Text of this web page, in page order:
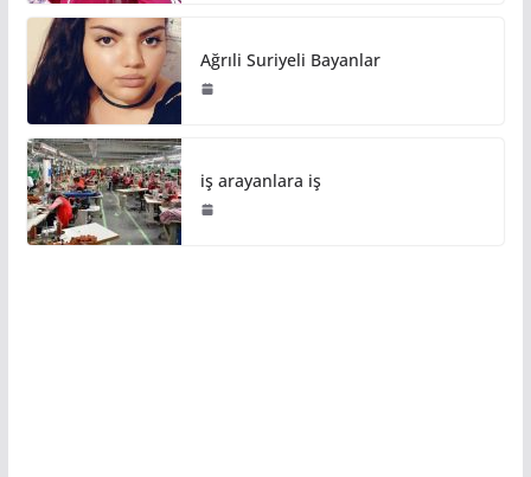
Ağrıli Suriyeli Bayanlar
iş arayanlara iş